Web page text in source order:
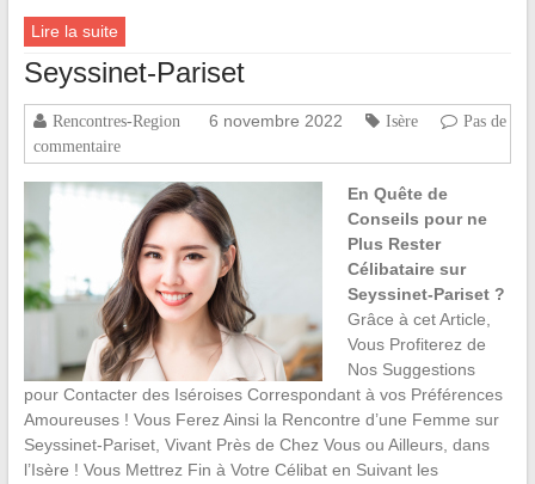
Lire la suite
Seyssinet-Pariset
Rencontres-Region 6 novembre 2022 Isère
Pas de
commentaire
En Quête de
Conseils pour ne
Plus Rester
Célibataire sur
Seyssinet-Pariset ?
Grâce à cet Article,
Vous Profiterez de
Nos Suggestions
pour Contacter des Iséroises Correspondant à vos Préférences
Amoureuses ! Vous Ferez Ainsi la Rencontre d’une Femme sur
Seyssinet-Pariset, Vivant Près de Chez Vous ou Ailleurs, dans
l’Isère ! Vous Mettrez Fin à Votre Célibat en Suivant les